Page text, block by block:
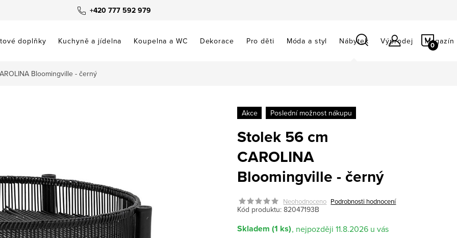
+420 777 592 979
doplňky Kuchyně a jídelna Koupelna a WC Dekorace Pro děti Móda a styl Nábytek Výprodej Magazín
Bloomingville - černý
Akce Poslední možnost nákupu
Stolek 56 cm
CAROLINA
Bloomingville - černý
Neohodnoceno Podrobnosti hodnocení
Kód produktu: 82047193B
Skladem (1 ks) 11.8.2026